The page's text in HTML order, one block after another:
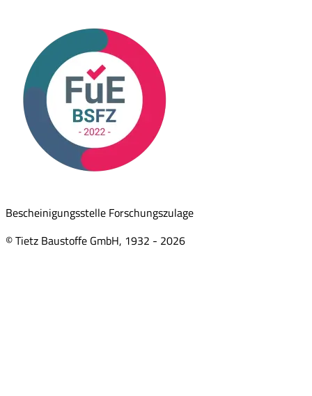
Bescheinigungsstelle Forschungszulage
© Tietz Baustoffe GmbH, 1932 - 2026